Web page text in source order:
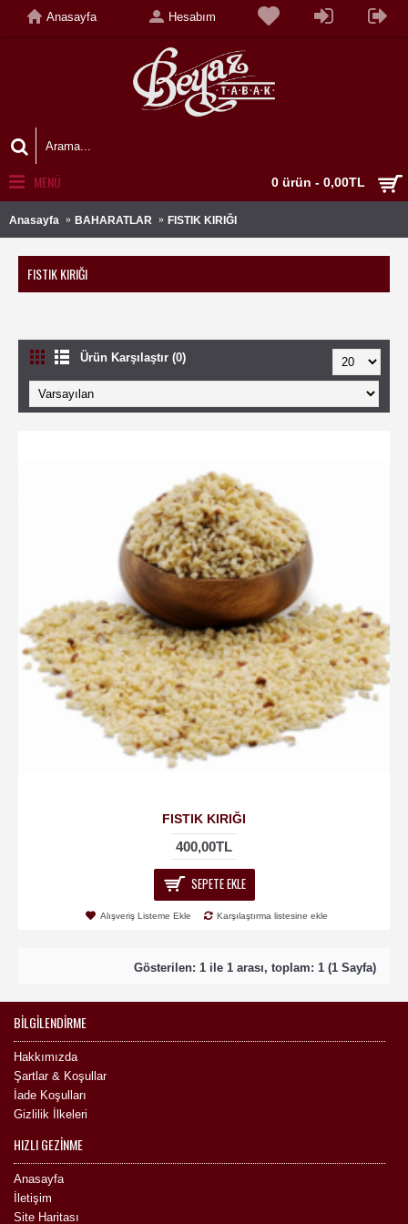
Anasayfa Hesabım
0 ürün - 0,00TL
MENÜ
Anasayfa BAHARATLAR FISTIK KIRIĞI
FISTIK KIRIĞI
Ürün Karşılaştır (0)
FISTIK KIRIĞI
400,00TL
SEPETE EKLE
Alışveriş Listeme Ekle Karşılaştırma listesine ekle
Gösterilen: 1 ile 1 arası, toplam: 1 (1 Sayfa)
BILGILENDIRME
Hakkımızda
Şartlar & Koşullar
İade Koşulları
Gizlilik İlkeleri
HIZLI GEZINME
Anasayfa
İletişim
Site Haritası